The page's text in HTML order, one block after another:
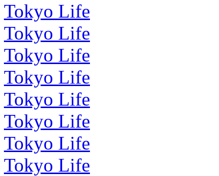
Tokyo Life
Tokyo Life
Tokyo Life
Tokyo Life
Tokyo Life
Tokyo Life
Tokyo Life
Tokyo Life